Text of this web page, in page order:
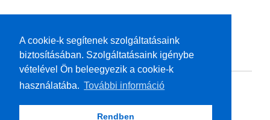
A cookie-k segítenek szolgáltatásaink
biztosításában. Szolgáltatásaink igénybe
vételével Ön beleegyezik a cookie-k
használatába. További információ
Rendben
HOZZÁSZÓLÁSOK